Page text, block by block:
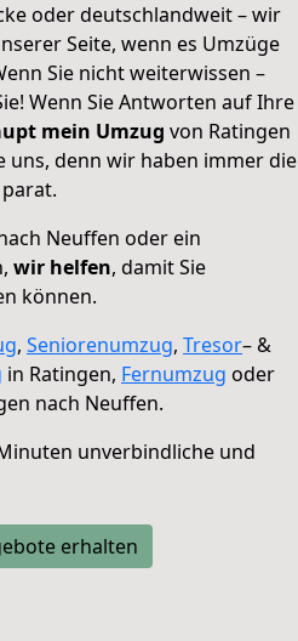
oder deutschlandweit – wir
Seite, wenn es Umzüge
Sie nicht weiterwissen –
Wenn Sie Antworten auf Ihre
mein Umzug von Ratingen
uns, denn wir haben immer die
Neuffen oder ein
wir helfen, damit Sie
können.
, Seniorenumzug, Tresor– &
in Ratingen, Fernumzug oder
nach Neuffen.
unverbindliche und
erhalten